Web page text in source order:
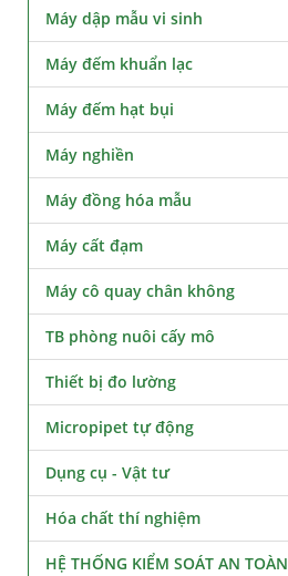
Máy dập mẫu vi sinh
Máy đếm khuẩn lạc
Máy đếm hạt bụi
Máy nghiền
Máy đồng hóa mẫu
Máy cất đạm
Máy cô quay chân không
TB phòng nuôi cấy mô
Thiết bị đo lường
Micropipet tự động
Dụng cụ - Vật tư
Hóa chất thí nghiệm
HỆ THỐNG KIỂM SOÁT AN TOÀN